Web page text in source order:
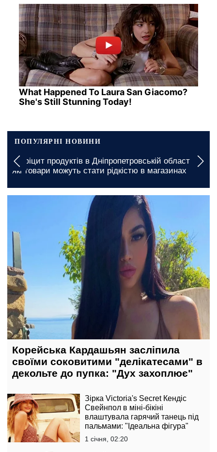
What Happened To Laura San Giacomo?
She's Still Stunning Today!
ПОПУЛЯРНІ НОВИНИ
в Дніпропетровській області:
стати рідкістю в магазинах
Графіки
на 8 та 9 серпня:
знеструмлень
Корейська Кардашьян засліпила
своїми соковитими "делікатесами" в
декольте до пупка: "Дух захоплює"
Зірка Victoria's Secret Кендіс
Свейнпол в міні-бікіні
влаштувала гарячий танець під
пальмами: "Ідеальна фігура"
1 січня, 02:20